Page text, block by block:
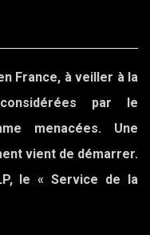
France, à veiller à la
par le
menacées. Une
vient de démarrer.
le « Service de la